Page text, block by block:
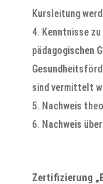
Kursleitung
Kenntnisse
pädagogischen
sind vermittelt
Nachweis
Nachweis
Zertifizierung